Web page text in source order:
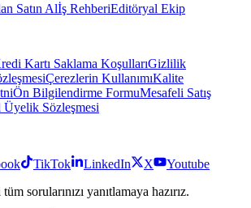
Satın Alİş RehberiEditöryal Ekip
Kartı Saklama KoşullarıGizlilik
Çerezlerin KullanımıKalite
Ön Bilgilendirme FormuMesafeli Satış
Sözleşmesi
TikTok LinkedIn X
Youtube
sorularınızı yanıtlamaya hazırız.